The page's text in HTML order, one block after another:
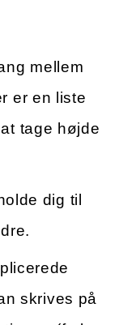
mellem
er en liste
tage højde
dig til
skrives på